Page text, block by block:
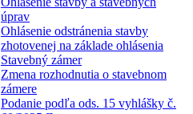
úprav
Ohlásenie odstránenia stavby
zhotovenej na základe ohlásenia
Stavebný zámer
Zmena rozhodnutia o stavebnom
zámere
Podanie podľa ods. 15 vyhlášky č.